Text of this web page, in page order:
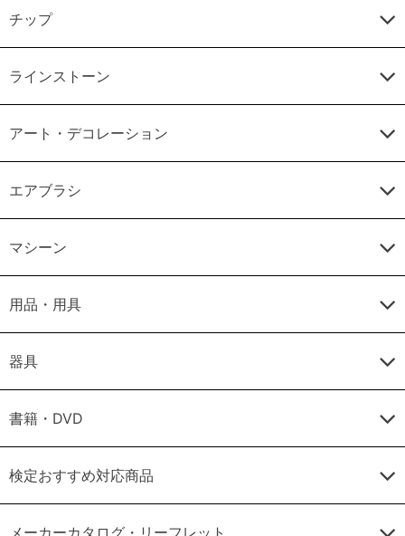
チップ
ラインストーン
アート・デコレーション
エアブラシ
マシーン
用品・用具
器具
書籍・DVD
検定おすすめ対応商品